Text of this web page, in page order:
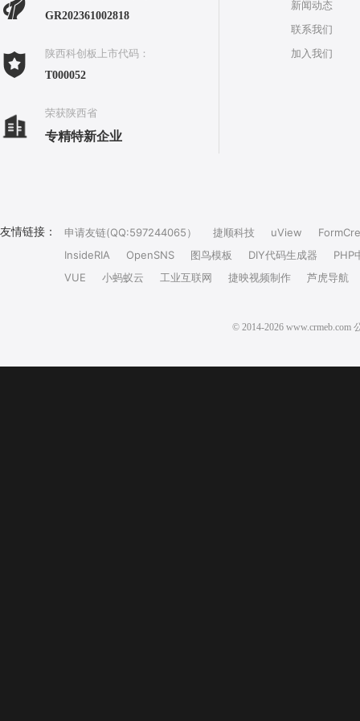
GR202361002818
陕西科创板上市代码：
T000052
荣获陕西省
专精特新企业
新闻动态
联系我们
加入我们
友情链接： 申请友链(QQ:597244065） 捷顺科技 uView
InsideRIA
OpenSNS 图鸟模板 DIY代码生成器
PHP
VUE
小蚂蚁云 工业互联网 捷映视频制作 芦虎导航
© 2014-2026